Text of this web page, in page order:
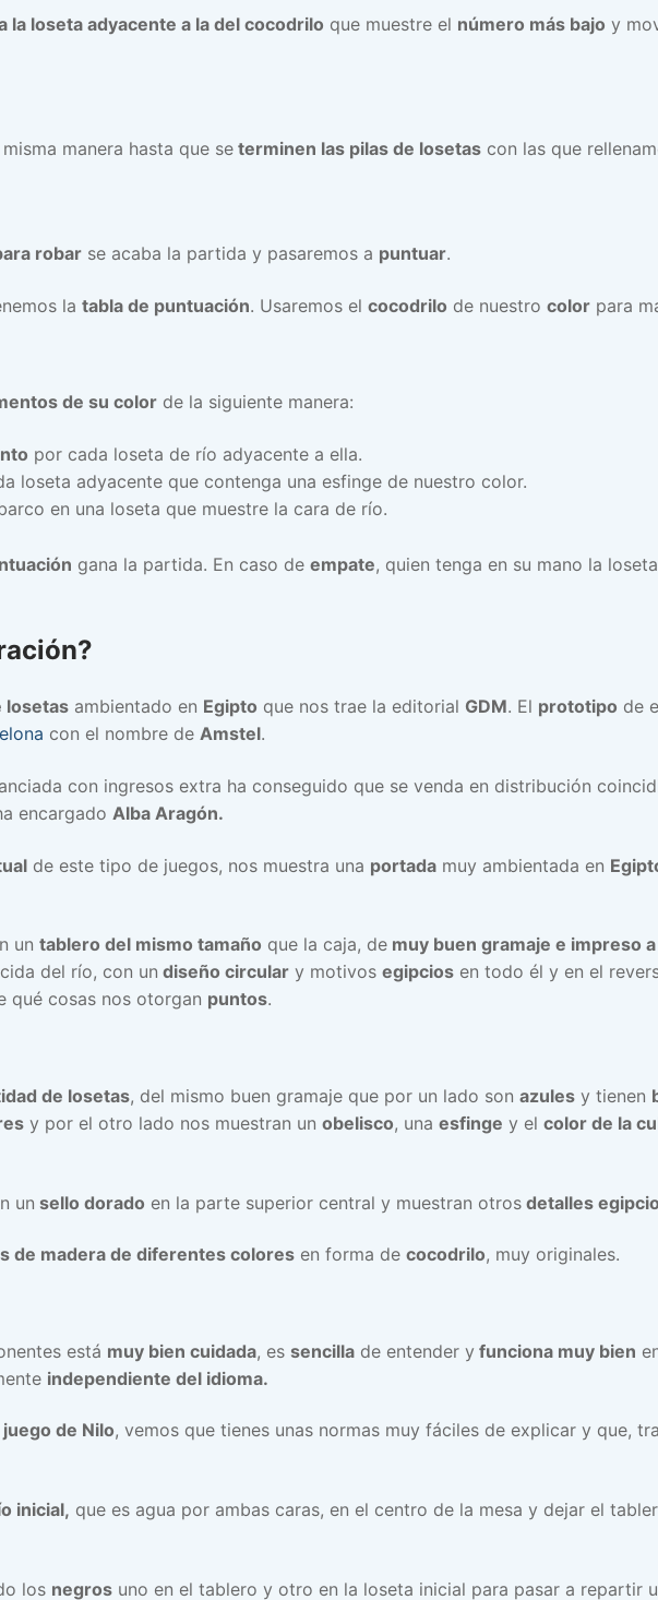
la loseta adyacente a la del cocodrilo que muestre el número más bajo y
manera hasta que seterminen las pilas de losetas con las que
robar se acaba la partida y pasaremos a puntuar.
la tabla de puntuación. Usaremos el cocodrilo de nuestro color para
de su color de la siguiente manera:
por cada loseta de río adyacente a ella.
loseta adyacente que contenga una esfinge de nuestro color.
en una loseta que muestre la cara de río.
gana la partida. En caso de empate, quien tenga en su mano la
losetas ambientado en Egipto que nos trae la editorial GDM. El prototipo de
con el nombre de Amstel.
con ingresos extra ha conseguido que se venda en distribución
encargado Alba Aragón.
de este tipo de juegos, nos muestra una portada muy ambientada en
un tablero del mismo tamaño que la caja, de muy buen gramaje e impreso
del río, con un diseño circular y motivos egipcios en todo él y en el
qué cosas nos otorgan puntos.
de losetas, del mismo buen gramaje que por un lado son azules y tienen
y por el otro lado nos muestran un obelisco, una esfinge y el color de la
un sello dorado en la parte superior central y muestran otros detalles
de madera de diferentes colores en forma de cocodrilo, muy originales.
está muy bien cuidada, es sencilla de entender y funciona muy bien
independiente del idioma.
de Nilo, vemos que tienes unas normas muy fáciles de explicar y que,
inicial, que es agua por ambas caras, en el centro de la mesa y dejar el
los negros uno en el tablero y otro en la loseta inicial para pasar a repartir